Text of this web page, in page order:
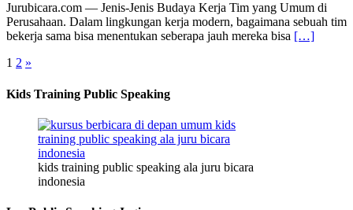
Jurubicara.com — Jenis-Jenis Budaya Kerja Tim yang Umum di
Perusahaan. Dalam lingkungan kerja modern, bagaimana sebuah tim
bekerja sama bisa menentukan seberapa jauh mereka bisa […]
1 2 »
Kids Training Public Speaking
kids training public speaking ala juru bicara
indonesia